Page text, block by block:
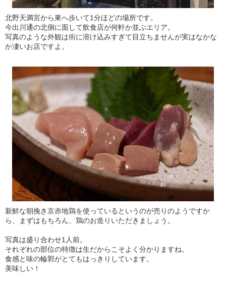
北野天満宮から東へ歩いて1分ほどの場所です。
今出川通の北側に面して飲食店が何軒か並ぶエリア。
写真のような外観は街に溶け込みすぎて目立ちませんが実はなかな
か凄いお店ですよ。
新鮮な朝挽き京赤地鶏を使っているというのが売りのようですか
ら、まずはもちろん、鶏のお造りいただきましょう。
写真は盛り合わせ1人前。
それぞれの部位の特徴は生だからこそよく分かりますね。
食感と味の輪郭がとてもはっきりしています。
美味しい！